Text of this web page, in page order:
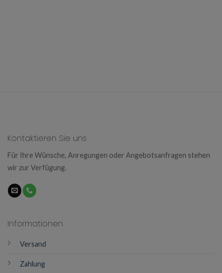
Kontaktieren Sie uns
Für Ihre Wünsche, Anregungen oder Angebotsanfragen stehen
wir zur Verfügung.
Informationen
Versand
Zahlung